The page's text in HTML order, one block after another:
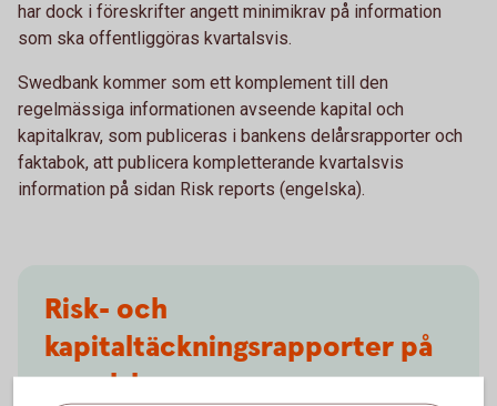
har dock i föreskrifter angett minimikrav på information
som ska offentliggöras kvartalsvis.
Swedbank kommer som ett komplement till den
regelmässiga informationen avseende kapital och
kapitalkrav, som publiceras i bankens delårsrapporter och
faktabok, att publicera kompletterande kvartalsvis
information på sidan Risk reports (engelska).
Risk- och
kapitaltäckningsrapporter på
engelska